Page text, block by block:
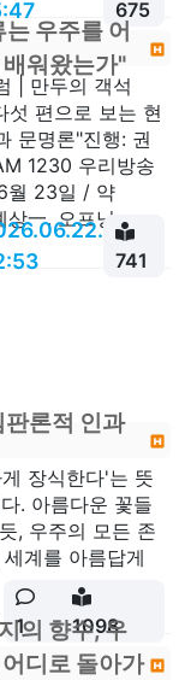
675
우주를 어
배워왔는가"
| 만두의 객석
섯 편으로 보는 현
문명론"진행: 권
1230 우리방송
월 23일 / 약
一. 오프닝 ...
741
론적 인과
장식한다'는 뜻
. 아름다운 꽃들
, 우주의 모든 존
계를 아름답게
1 1098
의 향수, 우
디로 돌아가